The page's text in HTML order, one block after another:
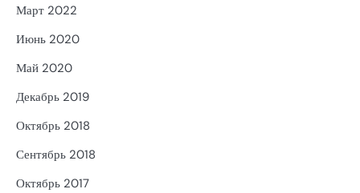
Март 2022
Июнь 2020
Май 2020
Декабрь 2019
Октябрь 2018
Сентябрь 2018
Октябрь 2017